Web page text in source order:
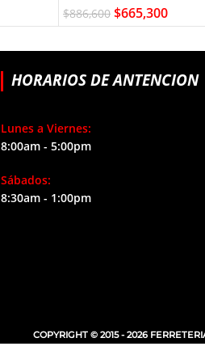
$886,600 $665,300
HORARIOS DE ANTENCION
Lunes a Viernes:
8:00am - 5:00pm
Sábados:
8:30am - 1:00pm
COPYRIGHT © 2015 - 2026